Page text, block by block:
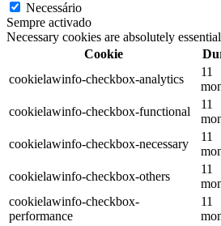
Necessário
Sempre activado
Necessary cookies are absolutely
Cookie
cookielawinfo-checkbox-analytics
11
cookielawinfo-checkbox-functional
11
cookielawinfo-checkbox-necessary
11
cookielawinfo-checkbox-others
11
cookielawinfo-checkbox-
performance
11